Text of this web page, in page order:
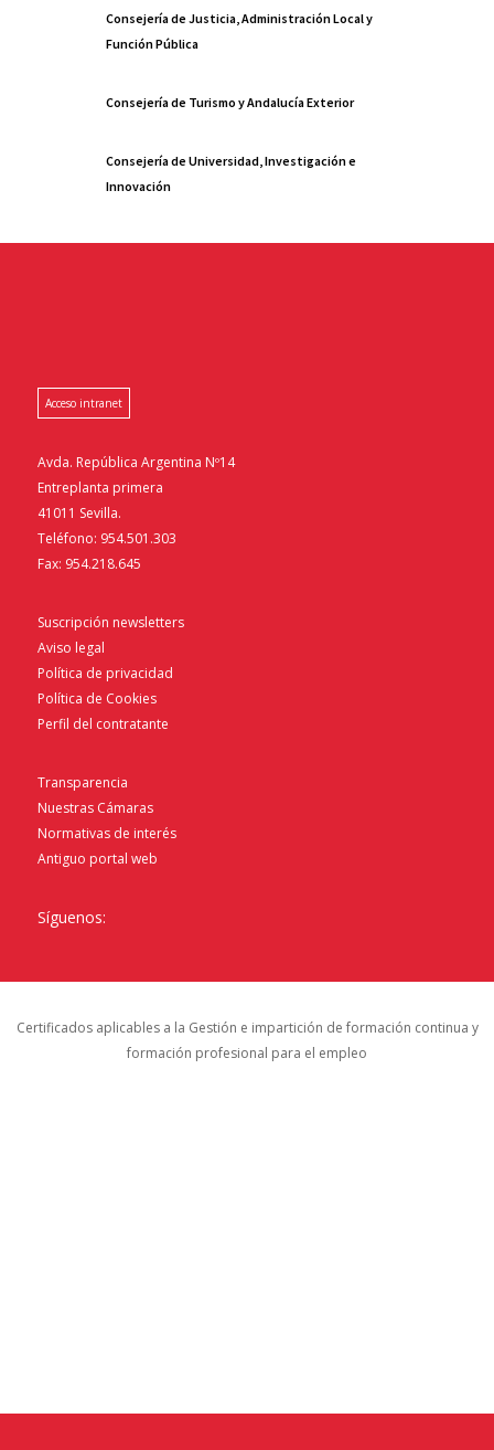
Consejería de Justicia, Administración Local y
Función Pública
Consejería de Turismo y Andalucía Exterior
Consejería de Universidad, Investigación e
Innovación
Acceso intranet
Avda. República Argentina Nº14
Entreplanta primera
41011 Sevilla.
Teléfono: 954.501.303
Fax: 954.218.645
Suscripción newsletters
Aviso legal
Política de privacidad
Política de Cookies
Perfil del contratante
Transparencia
Nuestras Cámaras
Normativas de interés
Antiguo portal web
Síguenos:
Certificados aplicables a la Gestión e impartición de formación continua y
formación profesional para el empleo